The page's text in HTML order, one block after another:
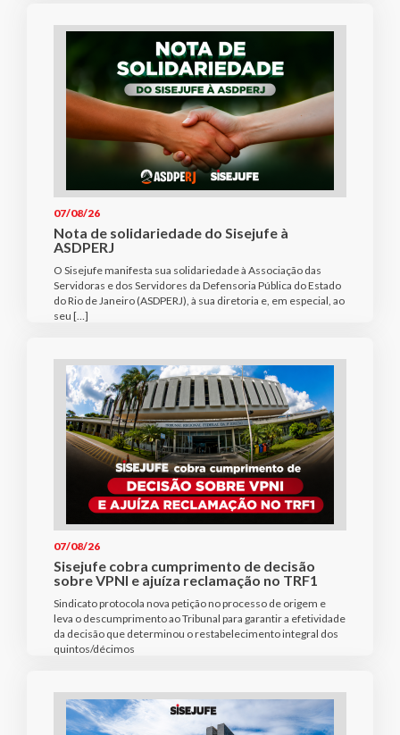
07/08/26
Nota de solidariedade do Sisejufe à
ASDPERJ
O Sisejufe manifesta sua solidariedade à Associação das
Servidoras e dos Servidores da Defensoria Pública do Estado
do Rio de Janeiro (ASDPERJ), à sua diretoria e, em especial, ao
seu […]
07/08/26
Sisejufe cobra cumprimento de decisão
sobre VPNI e ajuíza reclamação no TRF1
Sindicato protocola nova petição no processo de origem e
leva o descumprimento ao Tribunal para garantir a efetividade
da decisão que determinou o restabelecimento integral dos
quintos/décimos